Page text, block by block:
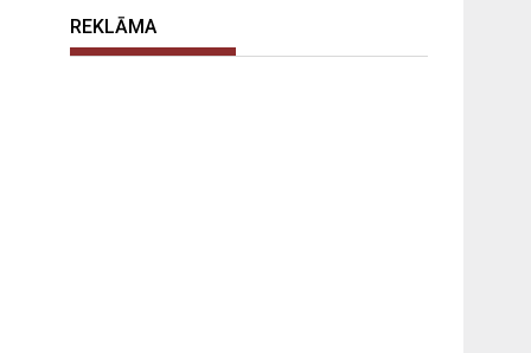
REKLĀMA